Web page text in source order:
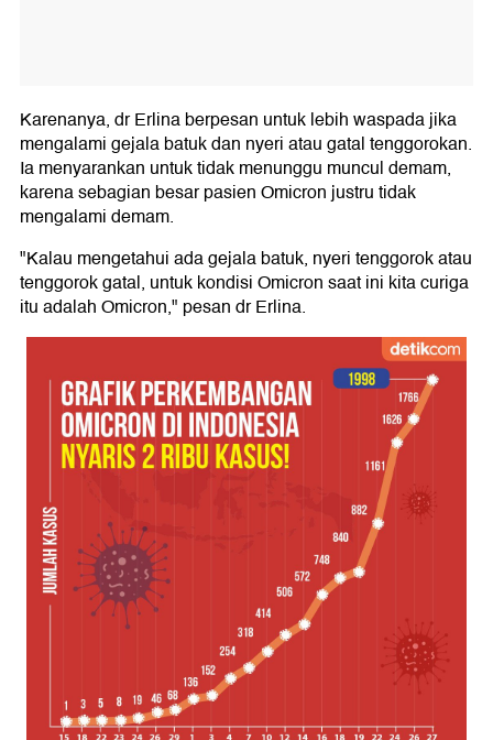
Karenanya, dr Erlina berpesan untuk lebih waspada jika
mengalami gejala batuk dan nyeri atau gatal tenggorokan.
Ia menyarankan untuk tidak menunggu muncul demam,
karena sebagian besar pasien Omicron justru tidak
mengalami demam.
"Kalau mengetahui ada gejala batuk, nyeri tenggorok atau
tenggorok gatal, untuk kondisi Omicron saat ini kita curiga
itu adalah Omicron," pesan dr Erlina.